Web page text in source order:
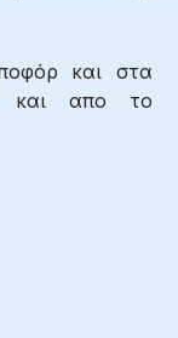
και στα
4 και απο το